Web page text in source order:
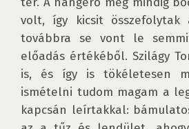
volt, így kicsit összefolytak
továbbra se vont le
előadás értékéből. Szilágy
is, és így is tökéletesen
ismételni tudom magam a
kapcsán leírtakkal: